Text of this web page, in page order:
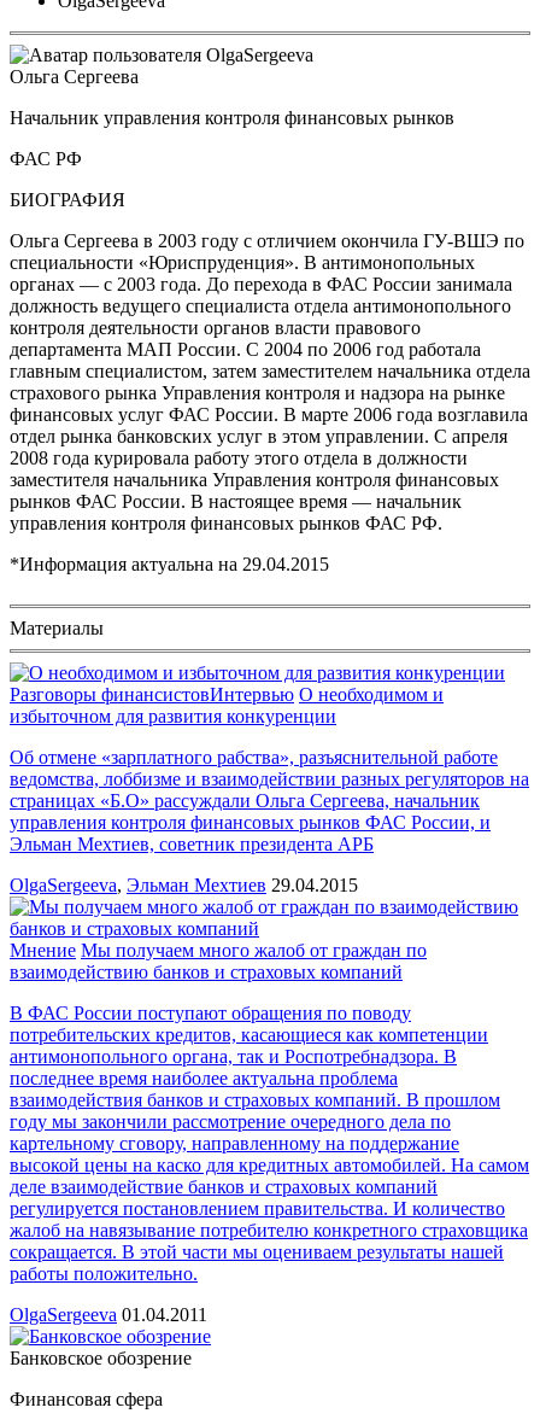
Ольга Сергеева
Начальник управления контроля финансовых рынков
ФАС РФ
БИОГРАФИЯ
Ольга Сергеева в 2003 году с отличием окончила ГУ-ВШЭ по
специальности «Юриспруденция». В антимонопольных
органах — с 2003 года. До перехода в ФАС России занимала
должность ведущего специалиста отдела антимонопольного
контроля деятельности органов власти правового
департамента МАП России. С 2004 по 2006 год работала
главным специалистом, затем заместителем начальника отдела
страхового рынка Управления контроля и надзора на рынке
финансовых услуг ФАС России. В марте 2006 года возглавила
отдел рынка банковских услуг в этом управлении. С апреля
2008 года курировала работу этого отдела в должности
заместителя начальника Управления контроля финансовых
рынков ФАС России. В настоящее время — начальник
управления контроля финансовых рынков ФАС РФ.
*Информация актуальна на 29.04.2015
Материалы
Разговоры финансистовИнтервью О необходимом и
избыточном для развития конкуренции
Об отмене «зарплатного рабства», разъяснительной работе
ведомства, лоббизме и взаимодействии разных регуляторов на
страницах «Б.О» рассуждали Ольга Сергеева, начальник
управления контроля финансовых рынков ФАС России, и
Эльман Мехтиев, советник президента АРБ
OlgaSergeeva, Эльман Мехтиев 29.04.2015
Мнение Мы получаем много жалоб от граждан по
взаимодействию банков и страховых компаний
В ФАС России поступают обращения по поводу
потребительских кредитов, касающиеся как компетенции
антимонопольного органа, так и Роспотребнадзора. В
последнее время наиболее актуальна проблема
взаимодействия банков и страховых компаний. В прошлом
году мы закончили рассмотрение очередного дела по
картельному сговору, направленному на поддержание
высокой цены на каско для кредитных автомобилей. На самом
деле взаимодействие банков и страховых компаний
регулируется постановлением правительства. И количество
жалоб на навязывание потребителю конкретного страховщика
сокращается. В этой части мы оцениваем результаты нашей
работы положительно.
OlgaSergeeva 01.04.2011
Банковское обозрение
Финансовая сфера